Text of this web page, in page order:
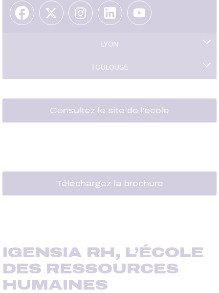
LYON
TOULOUSE
Consultez le site de l'école
Téléchargez la brochure
IGENSIA RH, L’ÉCOLE
DES RESSOURCES
HUMAINES